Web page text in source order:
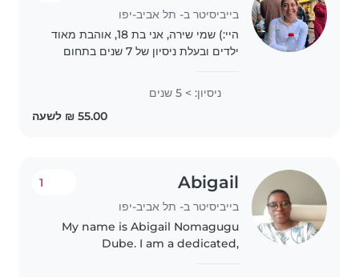
בייביסיטר ב- תל אביב-יפו
היי:) שמי שירה, אני בת 18, אוהבת מאוד
ילדים ובעלת ניסיון של 7 שנים בתחום
לבייביסיטרית הנכונה! אני מאמינה בלתת
ניסיון: > 5 שנים
Abigail
בייביסיטר ב- תל אביב-יפו
1
My name is Abigail Nomagugu
Dube. I am a dedicated,